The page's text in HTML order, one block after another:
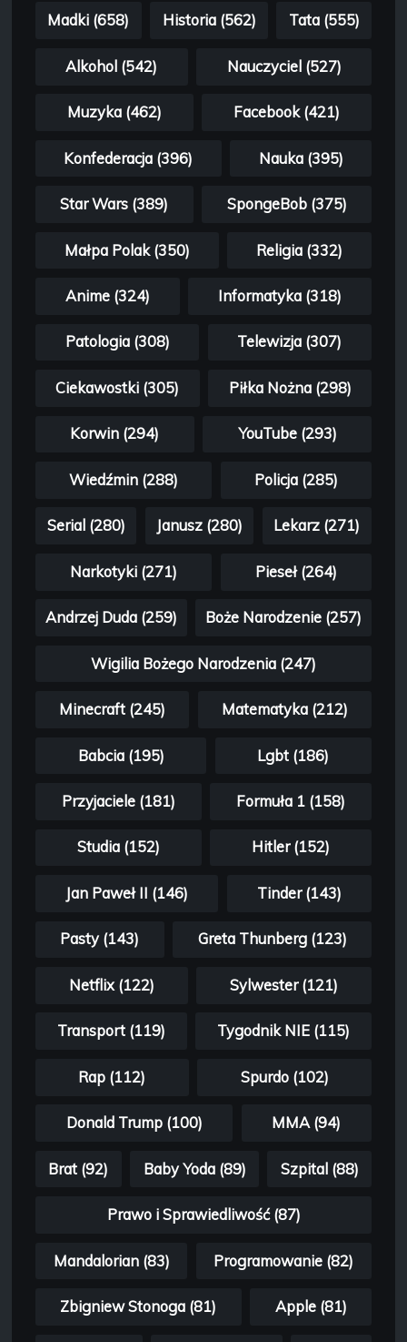
Madki (658) Historia (562) Tata (555)
Alkohol (542) Nauczyciel (527)
Muzyka (462) Facebook (421)
Konfederacja (396) Nauka (395)
Star Wars (389) SpongeBob (375)
Małpa Polak (350) Religia (332)
Anime (324) Informatyka (318)
Patologia (308) Telewizja (307)
Ciekawostki (305) Piłka Nożna (298)
Korwin (294) YouTube (293)
Wiedźmin (288) Policja (285)
Serial (280) Janusz (280) Lekarz (271)
Narkotyki (271) Pieseł (264)
Andrzej Duda (259) Boże Narodzenie (257)
Wigilia Bożego Narodzenia (247)
Minecraft (245) Matematyka (212)
Babcia (195) Lgbt (186)
Przyjaciele (181) Formuła 1 (158)
Studia (152) Hitler (152)
Jan Paweł II (146) Tinder (143)
Pasty (143) Greta Thunberg (123)
Netflix (122) Sylwester (121)
Transport (119) Tygodnik NIE (115)
Rap (112) Spurdo (102)
Donald Trump (100) MMA (94)
Brat (92) Baby Yoda (89) Szpital (88)
Prawo i Sprawiedliwość (87)
Mandalorian (83) Programowanie (82)
Zbigniew Stonoga (81) Apple (81)